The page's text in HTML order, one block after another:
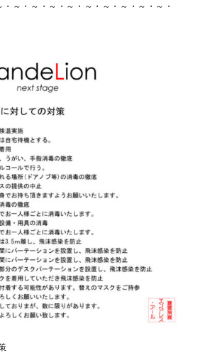
・～・～・～・～・～・～・～・～・～・